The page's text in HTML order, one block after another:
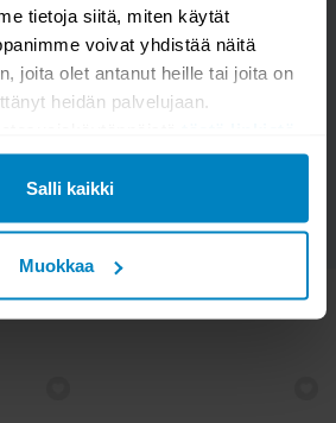
tietoja siitä, miten käytät
voivat yhdistää näitä
joita olet antanut heille tai joita on
heidän palvelujaan.
Salli kaikki
Muokkaa
näkyä muille
MYÖS